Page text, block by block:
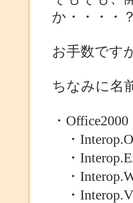
か・・・・？
お手数です
ちなみに名
・Office2000
・
・
・
・